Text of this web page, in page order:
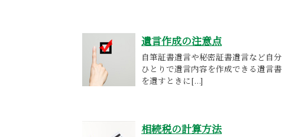
遺言作成の注意点
自筆証書遺言や秘密証書遺言など自分
ひとりで遺言内容を作成できる遺言書
を遺すときに[...]
相続税の計算方法